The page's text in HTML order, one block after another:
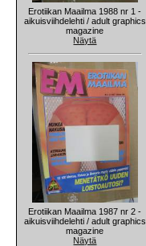
Erotiikan Maailma 1988 nr 1 -
aikuisviihdelehti / adult graphics
magazine
Näytä
Erotiikan Maailma 1987 nr 2 -
aikuisviihdelehti / adult graphics
magazine
Näytä